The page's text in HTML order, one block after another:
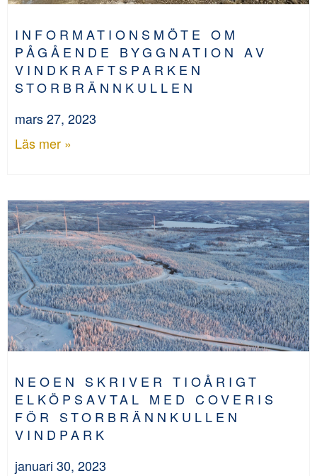
INFORMATIONSMÖTE OM
PÅGÅENDE BYGGNATION AV
VINDKRAFTSPARKEN
STORBRÄNNKULLEN
mars 27, 2023
Läs mer »
NEOEN SKRIVER TIOÅRIGT
ELKÖPSAVTAL MED COVERIS
FÖR STORBRÄNNKULLEN
VINDPARK
januari 30, 2023